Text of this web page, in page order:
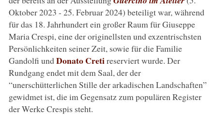
Oktober 2023 - 25. Februar 2024) beteiligt war, während
für das 18. Jahrhundert ein großer Raum für Giuseppe
Maria Crespi, eine der originellsten und exzentrischsten
Persönlichkeiten seiner Zeit, sowie für die Familie
Gandolfi undDonato Cretireserviert wurde. Der
Rundgang endet mit dem Saal, der der
“unerschütterlichen Stille der arkadischen Landschaften”
gewidmet ist, die im Gegensatz zum populären Register
der Werke Crespis steht.